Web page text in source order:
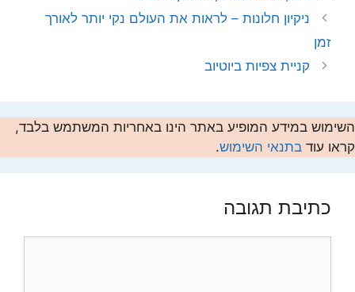
ניקיון חלונות – לראות את העולם נקי יותר לאורך
זמן
קניית צפיות ביוטיוב
השימוש במידע המופיע באתר הינו באחריות המשתמש בלבד,
קראו עוד בתנאי השימוש.
כתיבת תגובה